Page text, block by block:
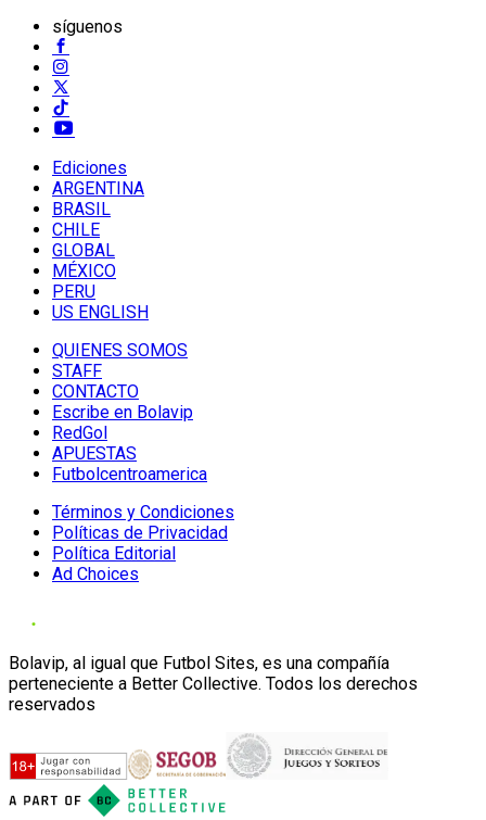
síguenos
Ediciones
ARGENTINA
BRASIL
CHILE
GLOBAL
MÉXICO
PERU
US ENGLISH
QUIENES SOMOS
STAFF
CONTACTO
Escribe en Bolavip
RedGol
APUESTAS
Futbolcentroamerica
Términos y Condiciones
Políticas de Privacidad
Política Editorial
Ad Choices
Bolavip, al igual que Futbol Sites, es una compañía
perteneciente a Better Collective. Todos los derechos
reservados